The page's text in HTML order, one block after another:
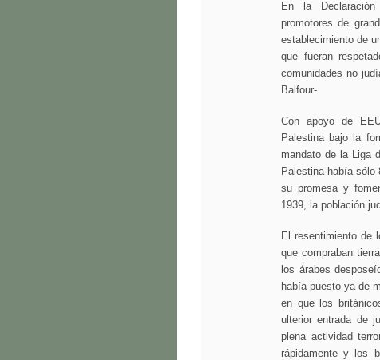
En la
promotores de
establecimiento de
que fueran
comunidades no
Balfour-.
Con apoyo de
Palestina bajo la
mandato de la Liga
Palestina había sólo
su promesa y
1939, la población
El resentimiento de
que compraban
los árabes
había puesto ya de
en que los
ulterior entrada de
plena actividad
rápidamente y los